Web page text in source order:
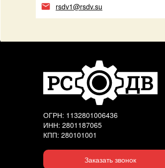
rsdv1@rsdv.su
ОГРН: 1132801006436
ИНН: 2801187065
КПП: 280101001
Заказать звонок